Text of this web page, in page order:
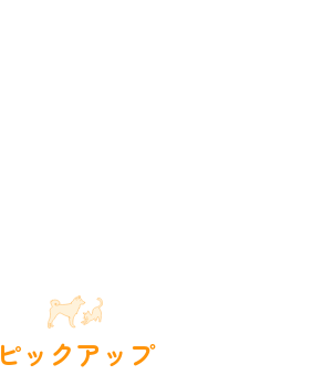
ピックアップ